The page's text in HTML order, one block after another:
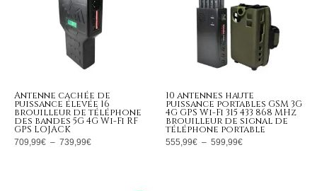
Antenne cachée de
puissance élevée 16
brouilleur de téléphone
des bandes 5G 4G Wi-Fi RF
GPS LOJACK
709,99€ – 739,99€
10 antennes haute
puissance portables GSM 3G
4G GPS Wi-Fi 315 433 868 MHz
brouilleur de signal de
téléphone portable
555,99€ – 599,99€